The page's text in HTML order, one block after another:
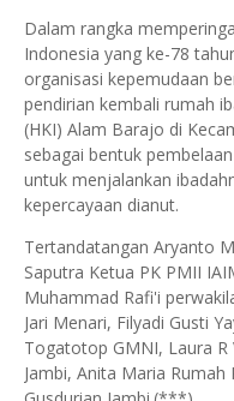
Dalam rangka
Indonesia yang ke-78
organisasi kepemudaan
pendirian kembali rumah
(HKI) Alam Barajo di
sebagai bentuk
untuk menjalankan
kepercayaan dianut.
Tertandatangan Aryanto
Saputra Ketua PK PMII
Muhammad Rafi'i
Jari Menari, Filyadi Gusti
Togatotop GMNI, Laura R
Jambi, Anita Maria